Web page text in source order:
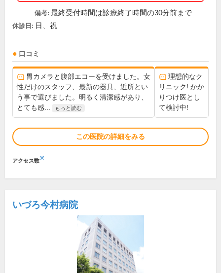
備考: 最終受付時間は診療終了時間の30分前まで
休診日: 日、祝
口コミ
胃カメラと腹部エコーを受けました。女
性だけのスタッフ、最新の器具、近所とい
う事で選びました。明るく清潔感があり、
とても感...
もっと読む
理想的なク
リニック! かか
りつけ医とし
て検討中!
この医院の詳細をみる
アクセス数※
いづろ今村病院